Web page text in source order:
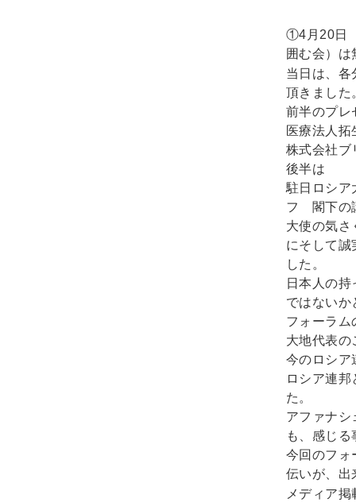
①4月20日
囲む会）
当日は、各
頂きました
前半のプレ
医療法人
株式会社ブ
後半は
駐日ロシア
フ 閣下の
大使の気さ
にそして誠
した。
日本人の
ではないか
フォーラム
大地代表の
今のロシア
ロシア連
た。
アファナシ
も、感じ
今回のフォ
伝いが、
メディア